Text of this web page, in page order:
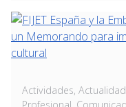
Actividades, Actualidad